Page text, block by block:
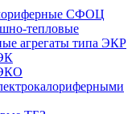
СФОЦ
тепловые
агрегаты типа ЭКР